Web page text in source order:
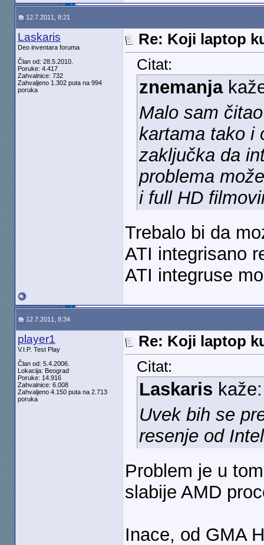
12.7.2011, 8:21
Laskaris
Deo inventara foruma
Član od: 28.5.2010.
Poruke: 4.417
Zahvalnice: 732
Zahvaljeno 1.302 puta na 994
poruka
Re: Koji laptop
Citat:
znemanja
Malo sam
kartama tako i
zaključka da
problema
i full HD
Trebalo bi da
ATI integrisano
ATI integruse
12.7.2011, 8:34
player1
V.I.P. Test Play
Član od: 5.4.2006.
Lokacija: Beograd
Poruke: 14.916
Zahvalnice: 6.008
Zahvaljeno 4.150 puta na 2.713
poruka
Re: Koji laptop
Citat:
Laskaris
Uvek bih se
resenje od
Problem je u
slabije AMD
Inace, od GMA